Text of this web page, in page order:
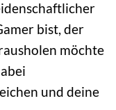
bist, der
möchte
und deine